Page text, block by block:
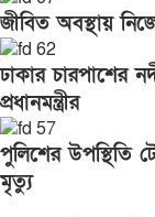
জীবিত অবস্থায়
ঢাকার চারপাশের
প্রধানমন্ত্রীর
পুলিশের উপস্থিতি
মৃত্যু